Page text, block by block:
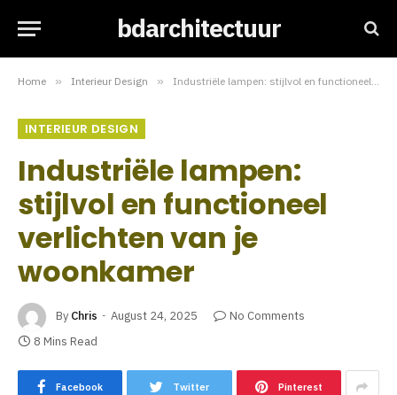
bdarchitectuur
Home » Interieur Design » Industriële lampen: stijlvol en functioneel verlichten van je woonkamer
INTERIEUR DESIGN
Industriële lampen:
stijlvol en functioneel
verlichten van je
woonkamer
By Chris August 24, 2025
No Comments
8 Mins Read
Facebook Twitter Pinterest